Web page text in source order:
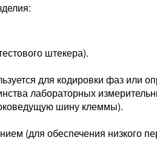
штекера).
для кодировки фаз или
лабораторных
шину клеммы).
(для обеспечения низкого